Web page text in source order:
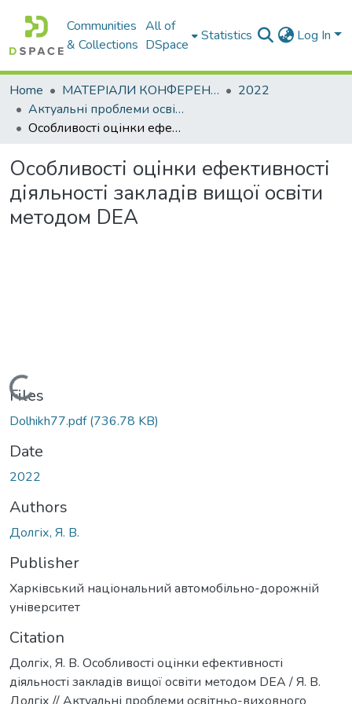
Communities
& Collections
All of
DSpace
Statistics Log In
Home МАТЕРІАЛИ КОНФЕРЕНЦІЙ
2022
Актуальні проблеми освітньо-виховного процесу та шляхи їх вирішення в умовах сучасних викликів
Особливості оцінки ефективності діяльності закладів вищої освіти методом DEA
Особливості оцінки ефективності
діяльності закладів вищої освіти
методом DEA
Loading...
Files
Dolhikh77.pdf(736.78 KB)
Date
2022
Authors
Долгіх, Я. В.
Publisher
Харківський національний автомобільно-дорожній
університет
Citation
Долгіх, Я. В. Особливості оцінки ефективності
діяльності закладів вищої освіти методом DEA / Я. В.